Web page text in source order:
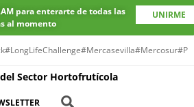
para enterarte de todas las
al momento
UNIRME
#LongLifeChallenge#Mercasevilla#Mercosur
Sector Hortofrutícola